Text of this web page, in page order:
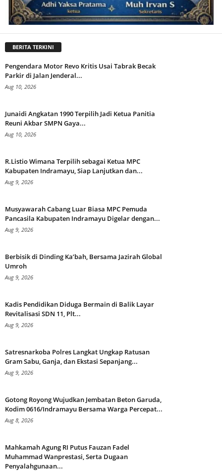
BERITA TERKINI
Pengendara Motor Revo Kritis Usai Tabrak Becak
Parkir di Jalan Jenderal...
Aug 10, 2026
Junaidi Angkatan 1990 Terpilih Jadi Ketua Panitia
Reuni Akbar SMPN Gaya...
Aug 10, 2026
R.Listio Wimana Terpilih sebagai Ketua MPC
Kabupaten Indramayu, Siap Lanjutkan dan...
Aug 9, 2026
Musyawarah Cabang Luar Biasa MPC Pemuda
Pancasila Kabupaten Indramayu Digelar dengan...
Aug 9, 2026
Berbisik di Dinding Ka’bah, Bersama Jazirah Global
Umroh
Aug 9, 2026
Kadis Pendidikan Diduga Bermain di Balik Layar
Revitalisasi SDN 11, Plt...
Aug 9, 2026
Satresnarkoba Polres Langkat Ungkap Ratusan
Gram Sabu, Ganja, dan Ekstasi Sepanjang...
Aug 9, 2026
Gotong Royong Wujudkan Jembatan Beton Garuda,
Kodim 0616/Indramayu Bersama Warga Percepat...
Aug 8, 2026
Mahkamah Agung RI Putus Fauzan Fadel
Muhammad Wanprestasi, Serta Dugaan
Penyalahgunaan...